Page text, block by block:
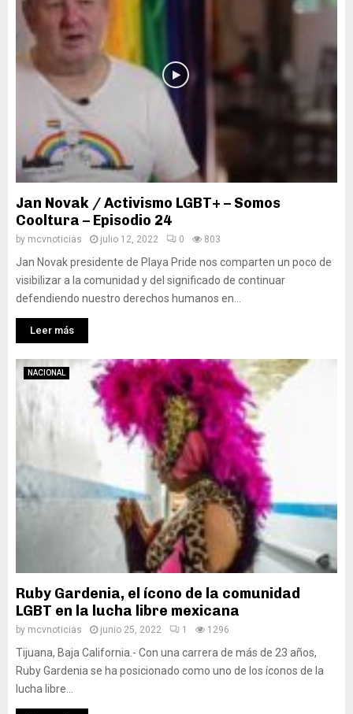
Jan Novak / Activismo LGBT+ – Somos
Cooltura – Episodio 24
by mcvnoticias julio 12, 2022 0 803
Jan Novak presidente de Playa Pride nos comparten un poco de
visibilizar a la comunidad y del significado de continuar
defendiendo nuestro derechos humanos en...
Leer más
NACIONAL
Ruby Gardenia, el ícono de la comunidad
LGBT en la lucha libre mexicana
by mcvnoticias junio 25, 2022 1 1296
Tijuana, Baja California.- Con una carrera de más de 23 años,
Ruby Gardenia se ha posicionado como uno de los íconos de la
lucha libre...